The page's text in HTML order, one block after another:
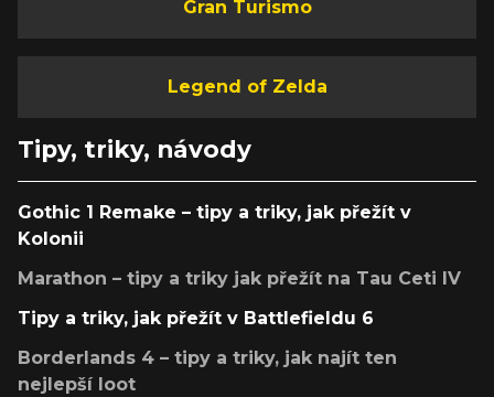
Gran Turismo
Legend of Zelda
Tipy, triky, návody
Gothic 1 Remake – tipy a triky, jak přežít v
Kolonii
Marathon – tipy a triky jak přežít na Tau Ceti IV
Tipy a triky, jak přežít v Battlefieldu 6
Borderlands 4 – tipy a triky, jak najít ten
nejlepší loot